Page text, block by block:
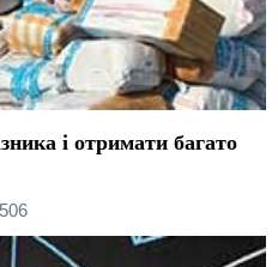
і отримати багато